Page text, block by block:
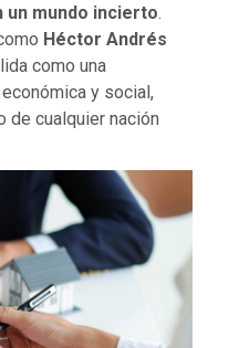
un mundo incierto.
Héctor Andrés
como una
y social,
de cualquier nación